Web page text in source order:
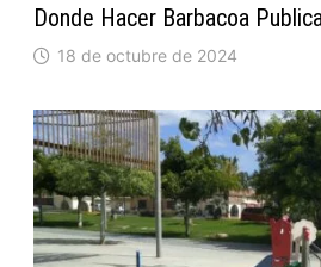
Donde Hacer Barbacoa
18 de octubre de 2024